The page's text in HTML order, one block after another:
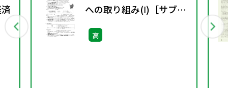
への取り組み(Ⅰ)［サブ・
ノート］
高